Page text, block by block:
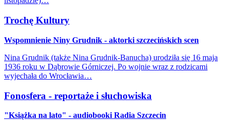
Trochę Kultury
Wspomnienie Niny Grudnik - aktorki szczecińskich scen
Nina Grudnik (także Nina Grudnik-Banucha) urodziła się 16 maja
1936 roku w Dąbrowie Górniczej. Po wojnie wraz z rodzicami
wyjechała do Wrocławia…
Fonosfera - reportaże i słuchowiska
"Książka na lato" - audiobooki Radia Szczecin